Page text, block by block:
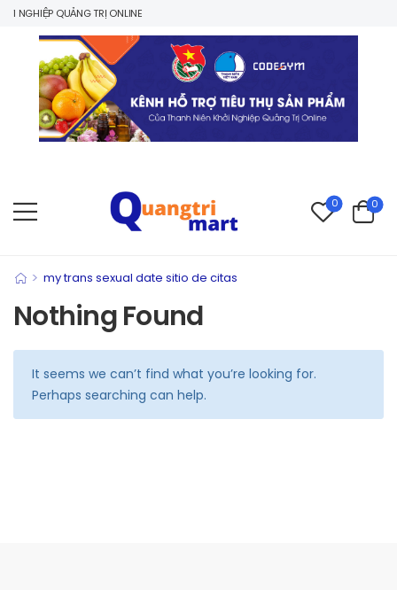
NGHIỆP QUẢNG TRỊ ONLINE
0 0
> my trans sexual date sitio de citas
Nothing Found
It seems we can’t find what you’re looking for.
Perhaps searching can help.